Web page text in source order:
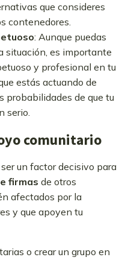
que consideres
contenedores.
: Aunque puedas
situación, es importante
y profesional en tu
estás actuando de
probabilidades de que tu
serio.
comunitario
un factor decisivo para
firmas de otros
afectados por la
y que apoyen tu
o crear un grupo en